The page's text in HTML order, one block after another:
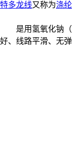
特多龙线又称为涤
是用氢氧化钠
好、线路平滑、无